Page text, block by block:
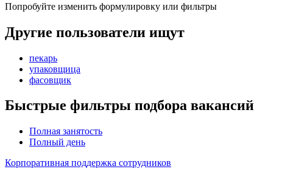
Попробуйте изменить формулировку или фильтры
Другие пользователи ищут
пекарь
упаковщица
фасовщик
Быстрые фильтры подбора вакансий
Полная занятость
Полный день
Корпоративная поддержка сотрудников